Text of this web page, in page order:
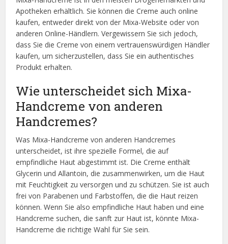
Apotheken erhältlich. Sie können die Creme auch online
kaufen, entweder direkt von der Mixa-Website oder von
anderen Online-Händlern. Vergewissern Sie sich jedoch,
dass Sie die Creme von einem vertrauenswürdigen Händler
kaufen, um sicherzustellen, dass Sie ein authentisches
Produkt erhalten.
Wie unterscheidet sich Mixa-
Handcreme von anderen
Handcremes?
Was Mixa-Handcreme von anderen Handcremes
unterscheidet, ist ihre spezielle Formel, die auf
empfindliche Haut abgestimmt ist. Die Creme enthält
Glycerin und Allantoin, die zusammenwirken, um die Haut
mit Feuchtigkeit zu versorgen und zu schützen. Sie ist auch
frei von Parabenen und Farbstoffen, die die Haut reizen
können. Wenn Sie also empfindliche Haut haben und eine
Handcreme suchen, die sanft zur Haut ist, könnte Mixa-
Handcreme die richtige Wahl für Sie sein.